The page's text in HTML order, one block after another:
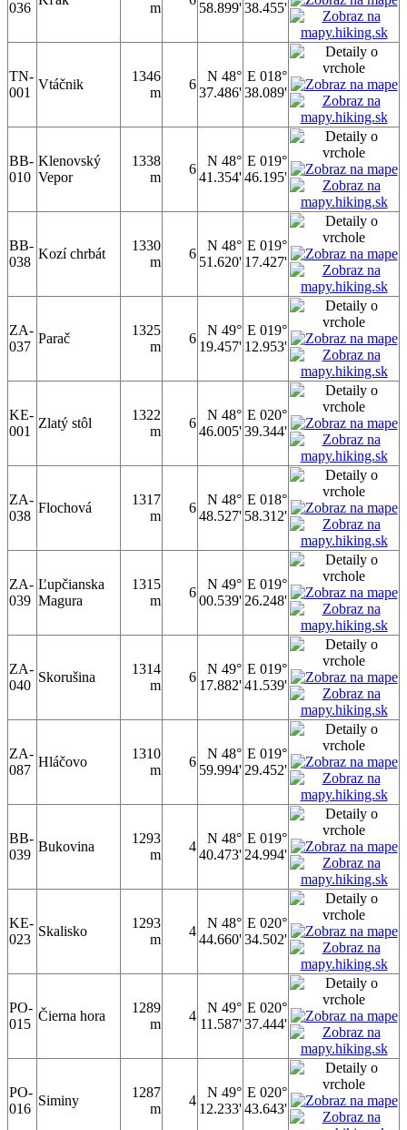
036 m 58.899'38.455'
TN-
001
Vtáčnik
1346
m
6
N 48°
37.486'
E 018°
38.089'
BB-
010
Klenovský
Vepor
1338
m
6
N 48°
41.354'
E 019°
46.195'
BB-
038
Kozí chrbát
1330
m
6
N 48°
51.620'
E 019°
17.427'
ZA-
037
Parač
1325
m
6
N 49°
19.457'
E 019°
12.953'
KE-
001
Zlatý stôl
1322
m
6
N 48°
46.005'
E 020°
39.344'
ZA-
038
Flochová
1317
m
6
N 48°
48.527'
E 018°
58.312'
ZA-
039
Ľupčianska
Magura
1315
m
6
N 49°
00.539'
E 019°
26.248'
ZA-
040
Skorušina
1314
m
6
N 49°
17.882'
E 019°
41.539'
ZA-
087
Hláčovo
1310
m
6
N 48°
59.994'
E 019°
29.452'
BB-
039
Bukovina
1293
m
4
N 48°
40.473'
E 019°
24.994'
KE-
023
Skalisko
1293
m
4
N 48°
44.660'
E 020°
34.502'
PO-
015
Čierna hora
1289
m
4
N 49°
11.587'
E 020°
37.444'
PO-
016
Siminy
1287
m
4
N 49°
12.233'
E 020°
43.643'